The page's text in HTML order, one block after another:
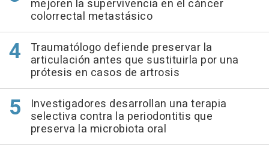
mejoren la supervivencia en el cáncer
colorrectal metastásico
Traumatólogo defiende preservar la
articulación antes que sustituirla por una
prótesis en casos de artrosis
Investigadores desarrollan una terapia
selectiva contra la periodontitis que
preserva la microbiota oral